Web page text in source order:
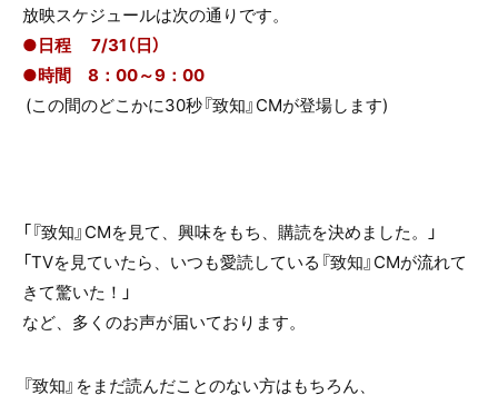
放映スケジュールは次の通りです。
●日程 7/31（日）
●時間 8：00～9：00
(この間のどこかに30秒『致知』CMが登場します)
「『致知』CMを見て、興味をもち、購読を決めました。」
「TVを見ていたら、いつも愛読している『致知』CMが流れて
きて驚いた！」
など、多くのお声が届いております。
『致知』をまだ読んだことのない方はもちろん、